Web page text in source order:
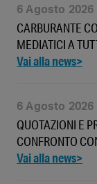
CARBURANTE
MEDIATICI A
6 Agosto 2026
QUOTAZIONI E
CONFRONTO
6 Agosto 2026